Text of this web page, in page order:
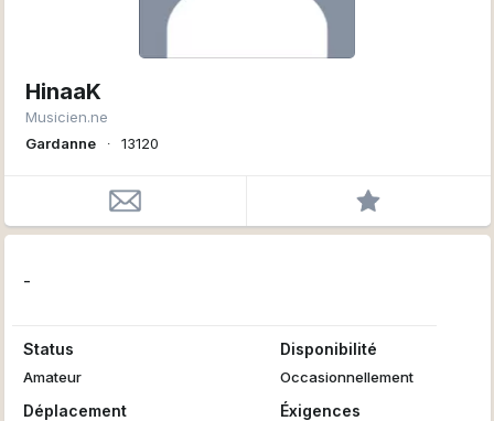
HinaaK
Musicien.ne
Gardanne
∙ 13120
-
Status
Amateur
Disponibilité
Occasionnellement
Déplacement Éxigences